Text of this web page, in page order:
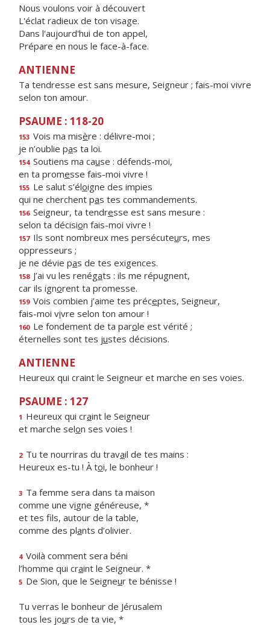
Nous voulons voir à découvert
L'éclat radieux de ton visage.
Dans l'aujourd'hui de ton appel,
Prépare en nous le face-à-face.
ANTIENNE
Ta tendresse est sans mesure, Seigneur ; fais-moi vivre
selon ton amour.
PSAUME : 118-20
153 Vois ma misère : délivre-moi ;
je n’oublie pas ta loi.
154 Soutiens ma cause : défends-moi,
en ta promesse fais-moi vivre !
155 Le salut s’éloigne des impies
qui ne cherchent pas tes commandements.
156 Seigneur, ta tendresse est sans mesure :
selon ta décision fais-moi vivre !
157 Ils sont nombreux mes persécuteurs, mes
oppresseurs ;
je ne dévie pas de tes exigences.
158 J’ai vu les renégats : ils me répugnent,
car ils ignorent ta promesse.
159 Vois combien j’aime tes préceptes, Seigneur,
fais-moi vivre selon ton amour !
160 Le fondement de ta parole est vérité ;
éternelles sont tes justes décisions.
ANTIENNE
Heureux qui craint le Seigneur et marche en ses voies.
PSAUME : 127
1 Heureux qui craint le Seigneur
et marche selon ses voies !
2 Tu te nourriras du travail de tes mains :
Heureux es-tu ! À toi, le bonheur !
3 Ta femme sera dans ta maison
comme une vigne généreuse, *
et tes fils, autour de la table,
comme des plants d’olivier.
4 Voilà comment sera béni
l’homme qui craint le Seigneur. *
5 De Sion, que le Seigneur te bénisse !
Tu verras le bonheur de Jérusalem
tous les jours de ta vie, *